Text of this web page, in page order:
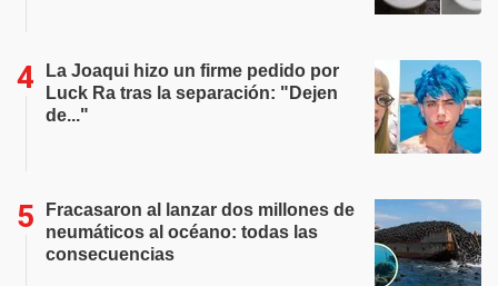
La Joaqui hizo un firme pedido por
Luck Ra tras la separación: "Dejen
de..."
Fracasaron al lanzar dos millones de
neumáticos al océano: todas las
consecuencias